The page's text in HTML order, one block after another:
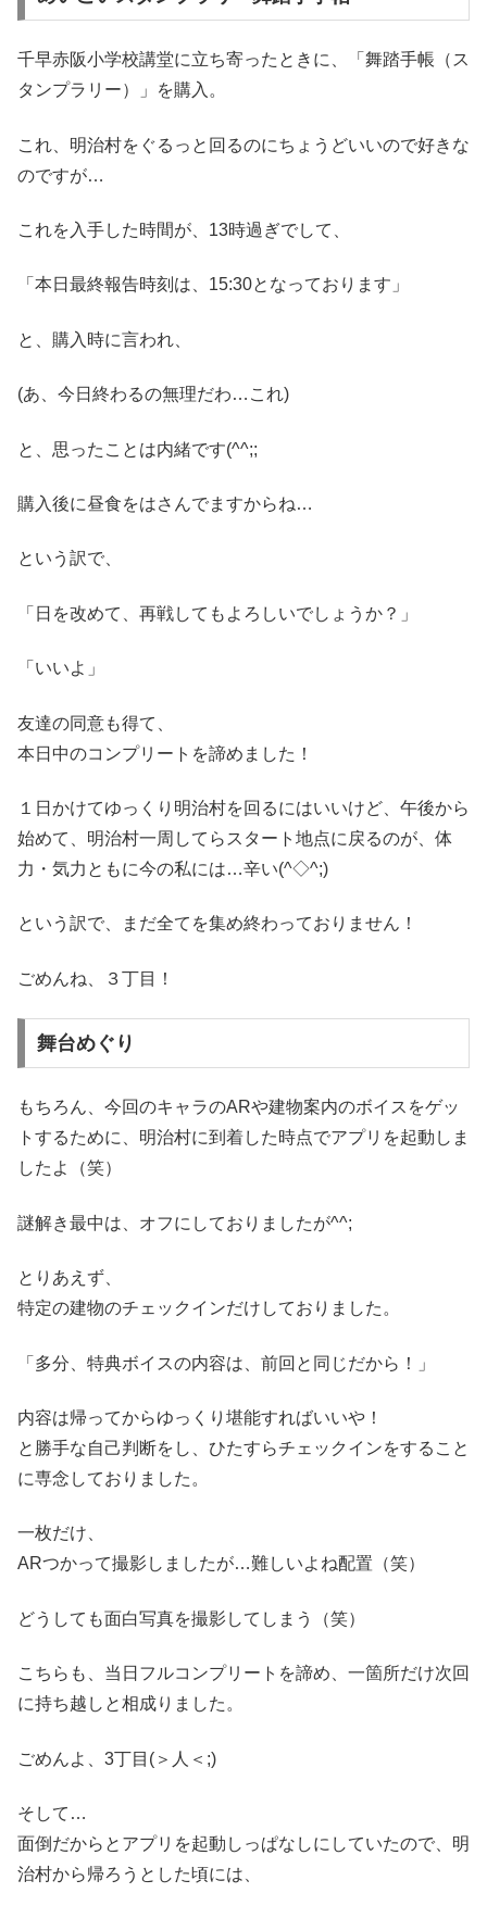
千早赤阪小学校講堂に立ち寄ったときに、「舞踏手帳（ス
タンプラリー）」を購入。
これ、明治村をぐるっと回るのにちょうどいいので好きな
のですが…
これを入手した時間が、13時過ぎでして、
「本日最終報告時刻は、15:30となっております」
と、購入時に言われ、
(あ、今日終わるの無理だわ…これ)
と、思ったことは内緒です(^^;;
購入後に昼食をはさんでますからね…
という訳で、
「日を改めて、再戦してもよろしいでしょうか？」
「いいよ」
友達の同意も得て、
本日中のコンプリートを諦めました！
１日かけてゆっくり明治村を回るにはいいけど、午後から
始めて、明治村一周してらスタート地点に戻るのが、体
力・気力ともに今の私には…辛い(^◇^;)
という訳で、まだ全てを集め終わっておりません！
ごめんね、３丁目！
舞台めぐり
もちろん、今回のキャラのARや建物案内のボイスをゲッ
トするために、明治村に到着した時点でアプリを起動しま
したよ（笑）
謎解き最中は、オフにしておりましたが^^;
とりあえず、
特定の建物のチェックインだけしておりました。
「多分、特典ボイスの内容は、前回と同じだから！」
内容は帰ってからゆっくり堪能すればいいや！
と勝手な自己判断をし、ひたすらチェックインをすること
に専念しておりました。
一枚だけ、
ARつかって撮影しましたが…難しいよね配置（笑）
どうしても面白写真を撮影してしまう（笑）
こちらも、当日フルコンプリートを諦め、一箇所だけ次回
に持ち越しと相成りました。
ごめんよ、3丁目(＞人＜;)
そして…
面倒だからとアプリを起動しっぱなしにしていたので、明
治村から帰ろうとした頃には、